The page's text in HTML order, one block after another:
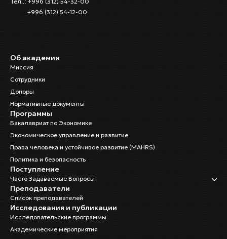
+996 (312) 54-12-00
Об академии
Миссия
Сотрудники
Доноры
Нормативные документы
Программы
Бакалавриат по Экономике
Экономическое управление и развитие
Права человека и устойчивое развитие (MAHRS)
Политика и безопасность
Поступление
Часто Задаваемые Вопросы
Преподаватели
Список преподавателей
Исследования и публикации
Исследовательские программы
Академические мероприятия